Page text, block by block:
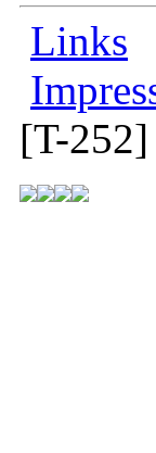
Links
[T-252]